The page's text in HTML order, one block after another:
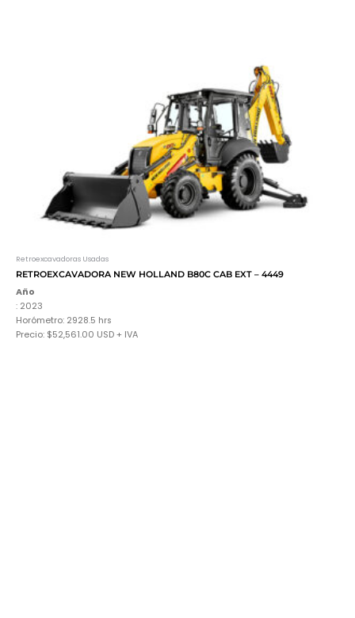
Retroexcavadoras Usadas
RETROEXCAVADORA NEW HOLLAND B80C CAB EXT – 4449
Año
: 2023
Horómetro: 2928.5 hrs
Precio: $52,561.00 USD + IVA